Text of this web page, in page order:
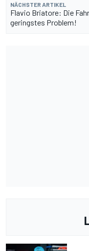
NÄCHSTER ARTIKEL
Flavio Briatore: Die
geringstes Problem!